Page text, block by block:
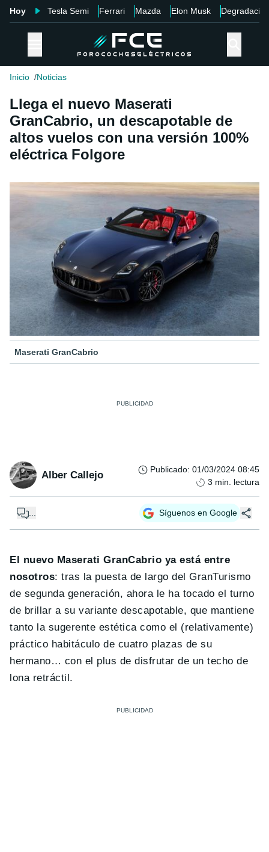
Hoy Tesla Semi Ferrari Mazda Elon Musk Degradación
Inicio Noticias
Llega el nuevo Maserati
GranCabrio, un descapotable de
altos vuelos con una versión 100%
eléctrica Folgore
Maserati GranCabrio
Alber Callejo Publicado: 01/03/2024 08:45
3 min. lectura
... Síguenos en Google
El nuevo Maserati GranCabrio ya está entre
nosotros: tras la puesta de largo del GranTurismo
de segunda generación, ahora le ha tocado el turno
de brillar a su variante descapotable, que mantiene
tanto la sugerente estética como el (relativamente)
práctico habitáculo de cuatro plazas de su
hermano… con el plus de disfrutar de un techo de
lona retráctil.